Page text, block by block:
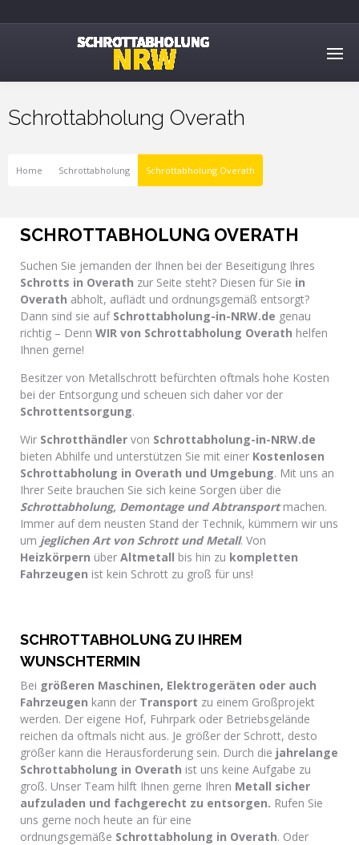
Schrottabholung Overath
Home Schrottabholung Schrottabholung Overath
SCHROTTABHOLUNG OVERATH
Suchen Sie jemanden der Ihnen bei der Beseitigung Ihres
Schrotts in Overath zur Seite steht? Diesen für Sie in
Overath abholt, auflädt und ordnungsgemäß entsorgt?
Dann sind sie aufSchrottabholung-in-NRW.de genau
richtig – Denn WIR von Schrottabholung Overath helfen
Ihnen gerne!
Besitzer von Metallschrott befürchten oftmals hohe Kosten
bei der Entsorgung und scheuen sich daher vor der
Schrottentsorgung.
Wir Schrotthändler von Schrottabholung-in-NRW.de
bieten Abhilfe und unterstützen Sie mit einer Kostenlosen
Schrottabholung in Overath und Umgebung. Mit uns an
Ihrer Seite brauchen Sie sich keine Sorgen über die
Schrottabholung, Demontage und Abtransportmachen.
Immer auf dem neusten Stand der Technik, kümmern wir uns
um jeglichen Art von Schrott und Metall. Von
Heizkörpern über Altmetall bis hin zu kompletten
Fahrzeugen ist kein Schrott zu groß für uns!
SCHROTTABHOLUNG ZU IHREM
WUNSCHTERMIN
Bei größeren Maschinen, Elektrogeräten oder auch
Fahrzeugen kann der Transport zu einem Großprojekt
werden. Der eigene Hof, Fuhrpark oder Betriebsgelände
reichen da oftmals nicht aus. Je größer der Schrott, desto
größer kann die Herausforderung sein. Durch die jahrelange
Schrottabholung in Overath ist uns keine Aufgabe zu
groß. Unser Team hilft Ihnen gerne Ihren Metall sicher
aufzuladen und fachgerecht zu entsorgen. Rufen Sie
uns gerne noch heute an für eine
ordnungsgemäße Schrottabholung in Overath. Oder